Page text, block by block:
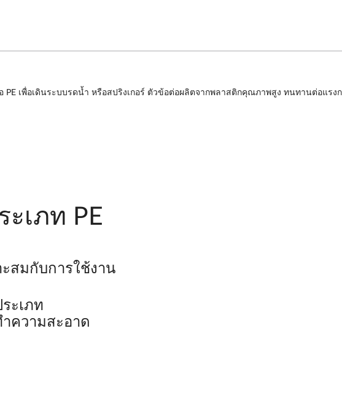
เพื่อเดินระบบรดน้ำ หรือสปริงเกอร์ ตัวข้อต่อผลิตจากพลาสติกคุณภาพสูง ทนทานต่อแรง
เภท PE
สมกับการใช้งาน
ะเภท
ความสะอาด